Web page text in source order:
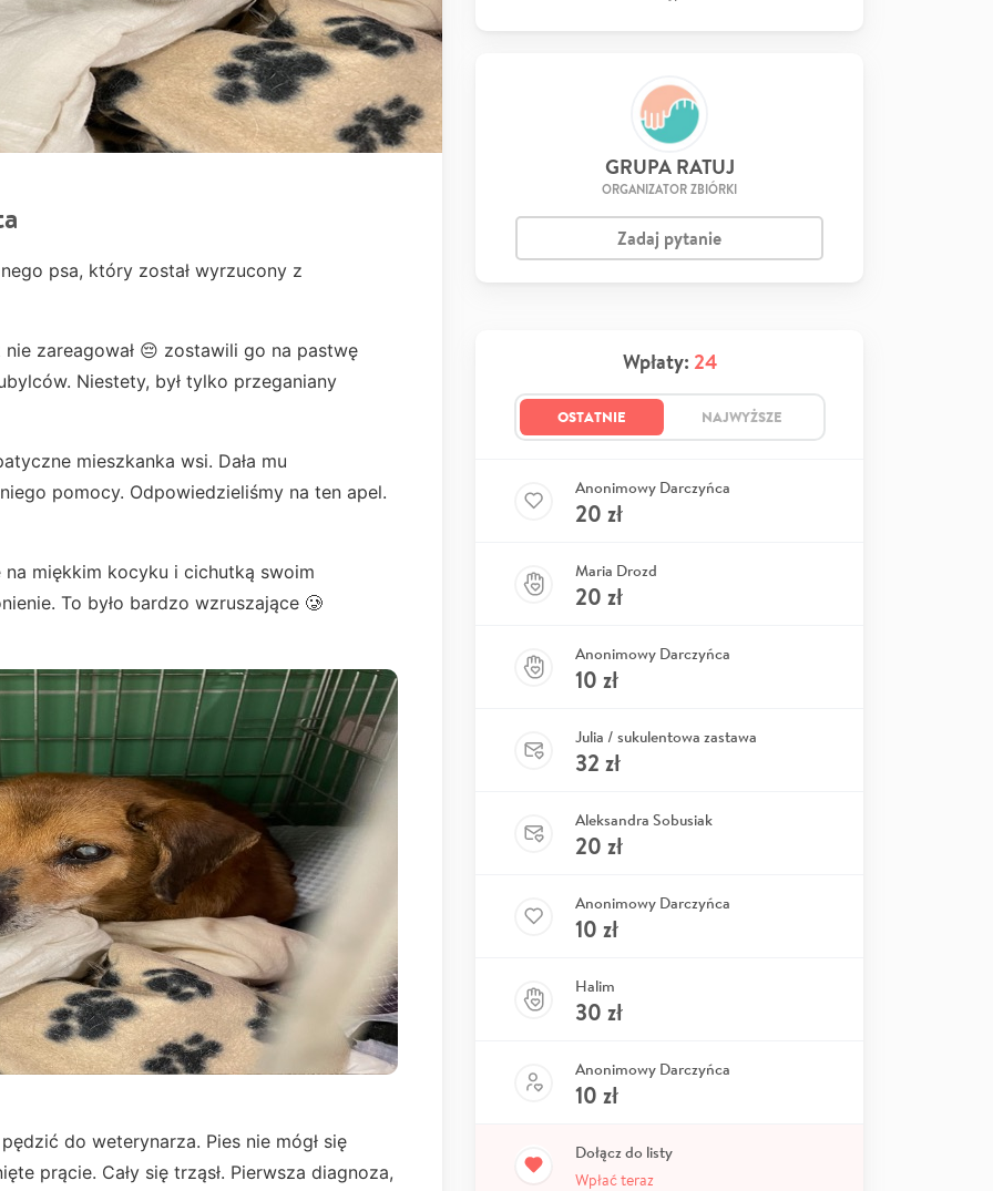
psa, który został wyrzucony z
zareagował 😔 zostawili go na pastwę
Niestety, był tylko przeganiany
mieszkanka wsi. Dała mu
pomocy. Odpowiedzieliśmy na ten apel.
na miękkim kocyku i cichutką swoim
To było bardzo wzruszające 🥲
do weterynarza. Pies nie mógł się
prącie. Cały się trząsł. Pierwsza diagnoza,
GRUPA RATUJ
ORGANIZATOR ZBIÓRKI
Zadaj pytanie
Wpłaty: 24
OSTATNIE NAJWYŻSZE
Anonimowy Darczyńca
20 zł
Maria Drozd
20 zł
Anonimowy Darczyńca
10 zł
Julia / sukulentowa zastawa
32 zł
Aleksandra Sobusiak
20 zł
Anonimowy Darczyńca
10 zł
Halim
30 zł
Anonimowy Darczyńca
10 zł
Dołącz do listy
Wpłać teraz